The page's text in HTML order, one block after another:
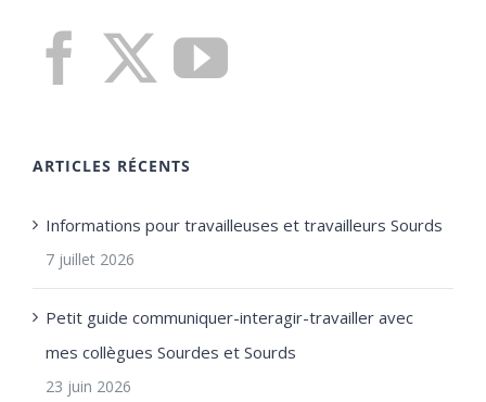
ARTICLES RÉCENTS
Informations pour travailleuses et travailleurs Sourds
7 juillet 2026
Petit guide communiquer-interagir-travailler avec
mes collègues Sourdes et Sourds
23 juin 2026